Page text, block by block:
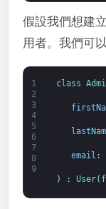
假設我們想建
用者。我們可
1
2
3
4
5
6
7
8
9
class
email :
) : User(